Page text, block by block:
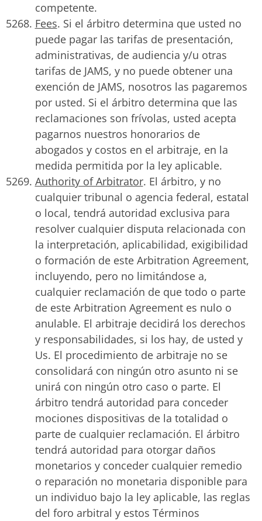
competente.
Fees. Si el árbitro determina que usted no
puede pagar las tarifas de presentación,
administrativas, de audiencia y/u otras
tarifas de JAMS, y no puede obtener una
exención de JAMS, nosotros las pagaremos
por usted. Si el árbitro determina que las
reclamaciones son frívolas, usted acepta
pagarnos nuestros honorarios de
abogados y costos en el arbitraje, en la
medida permitida por la ley aplicable.
Authority of Arbitrator. El árbitro, y no
cualquier tribunal o agencia federal, estatal
o local, tendrá autoridad exclusiva para
resolver cualquier disputa relacionada con
la interpretación, aplicabilidad, exigibilidad
o formación de este Arbitration Agreement,
incluyendo, pero no limitándose a,
cualquier reclamación de que todo o parte
de este Arbitration Agreement es nulo o
anulable. El arbitraje decidirá los derechos
y responsabilidades, si los hay, de usted y
Us. El procedimiento de arbitraje no se
consolidará con ningún otro asunto ni se
unirá con ningún otro caso o parte. El
árbitro tendrá autoridad para conceder
mociones dispositivas de la totalidad o
parte de cualquier reclamación. El árbitro
tendrá autoridad para otorgar daños
monetarios y conceder cualquier remedio
o reparación no monetaria disponible para
un individuo bajo la ley aplicable, las reglas
del foro arbitral y estos Términos